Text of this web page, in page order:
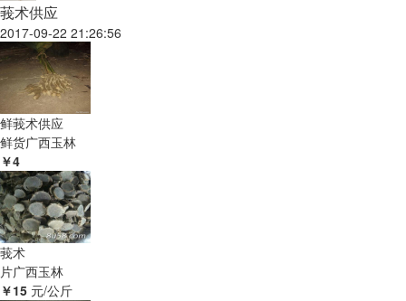
莪术供应
2017-09-22 21:26:56
鲜莪术供应
鲜货广西玉林
￥4
莪术
片广西玉林
￥15 元/公斤